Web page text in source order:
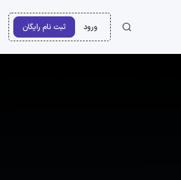
ورود ثبت نام رایگان